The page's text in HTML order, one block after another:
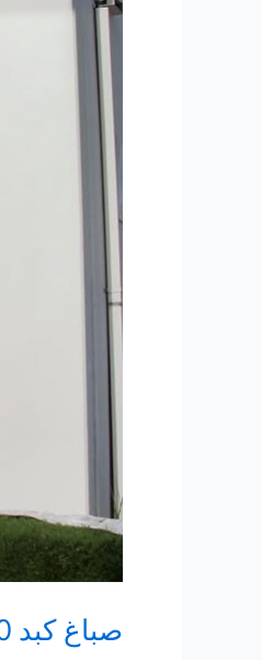
صباغ كبد 55727470 صباغ منطقة كبد